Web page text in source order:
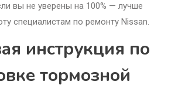
вы не уверены на 100% — лучше
специалистам по ремонту Nissan.
инструкция по
тормозной